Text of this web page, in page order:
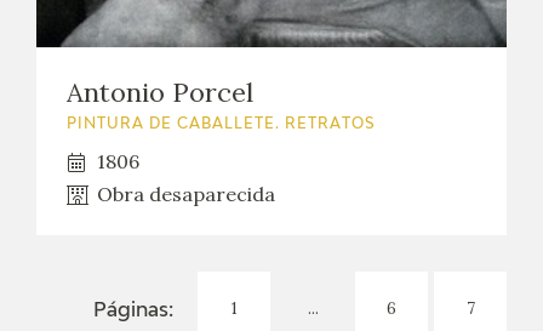
Antonio Porcel
PINTURA DE CABALLETE. RETRATOS
1806
Obra desaparecida
Páginas: 1 ... 6 7